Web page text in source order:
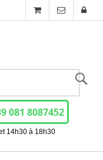
081 8087452
14h30 à 18h30